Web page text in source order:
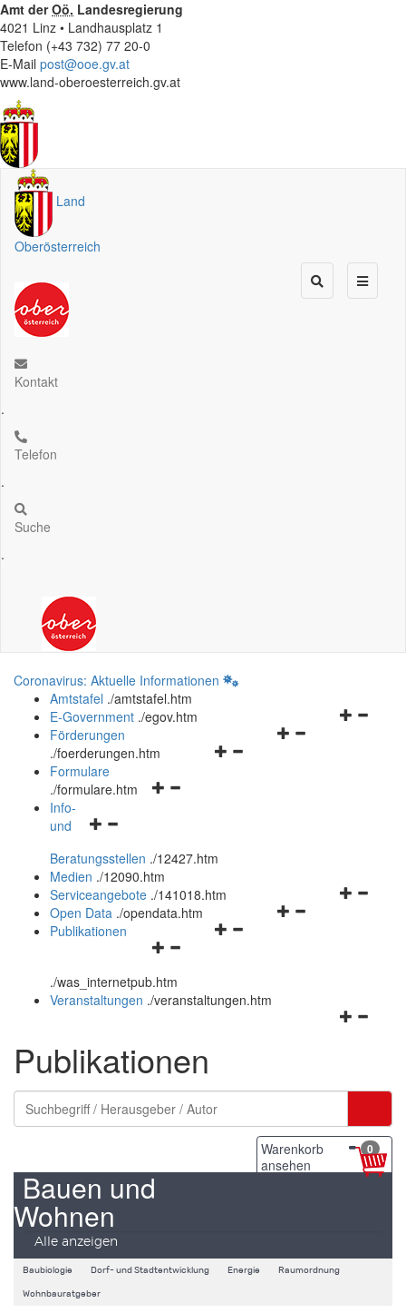
Amt derOö. Landesregierung
4021 Linz • Landhausplatz 1
Telefon (+43 732) 77 20-0
E-Mail post@ooe.gv.at
www.land-oberoesterreich.gv.at
Land
Oberösterreich
Kontakt
.
Telefon
.
Suche
.
Coronavirus: Aktuelle Informationen
Amtstafel ./amtstafel.htm
Navigationsmenü
E-Government ./egov.htm
Navigationsmenü
Förderungen
./foerderungen.htm
Navigationsmenü
Formulare
./formulare.htm
Navigationsmenü
und
schließen
Info-
und
Beratungsstellen ./12427.htm
Medien ./12090.htm
Navigationsmenü
Serviceangebote ./141018.htm
Navigationsmenü
Open Data ./opendata.htm
Navigationsmenü
und
schließen
Publikationen
./was_internetpub.htm
Veranstaltungen ./veranstaltungen.htm
Publikationen
Warenkorb
ansehen
0
Bauen und
Wohnen
Alle anzeigen
Baubiologie Dorf- und Stadtentwicklung Energie Raumordnung
Wohnbauratgeber